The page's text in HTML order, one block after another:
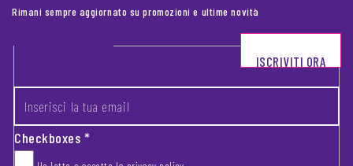
Rimani sempre aggiornato su promozioni e ultime novità
Footer newsletter
Checkboxes*
ISCRIVITI ORA